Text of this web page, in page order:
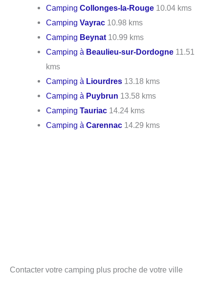
CampingCollonges-la-Rouge 10.04 kms
CampingVayrac 10.98 kms
Camping Beynat 10.99 kms
Camping à Beaulieu-sur-Dordogne 11.51
kms
Camping à Liourdres 13.18 kms
Camping à Puybrun 13.58 kms
CampingTauriac 14.24 kms
Camping àCarennac 14.29 kms
Contacter votre camping plus proche de votre ville